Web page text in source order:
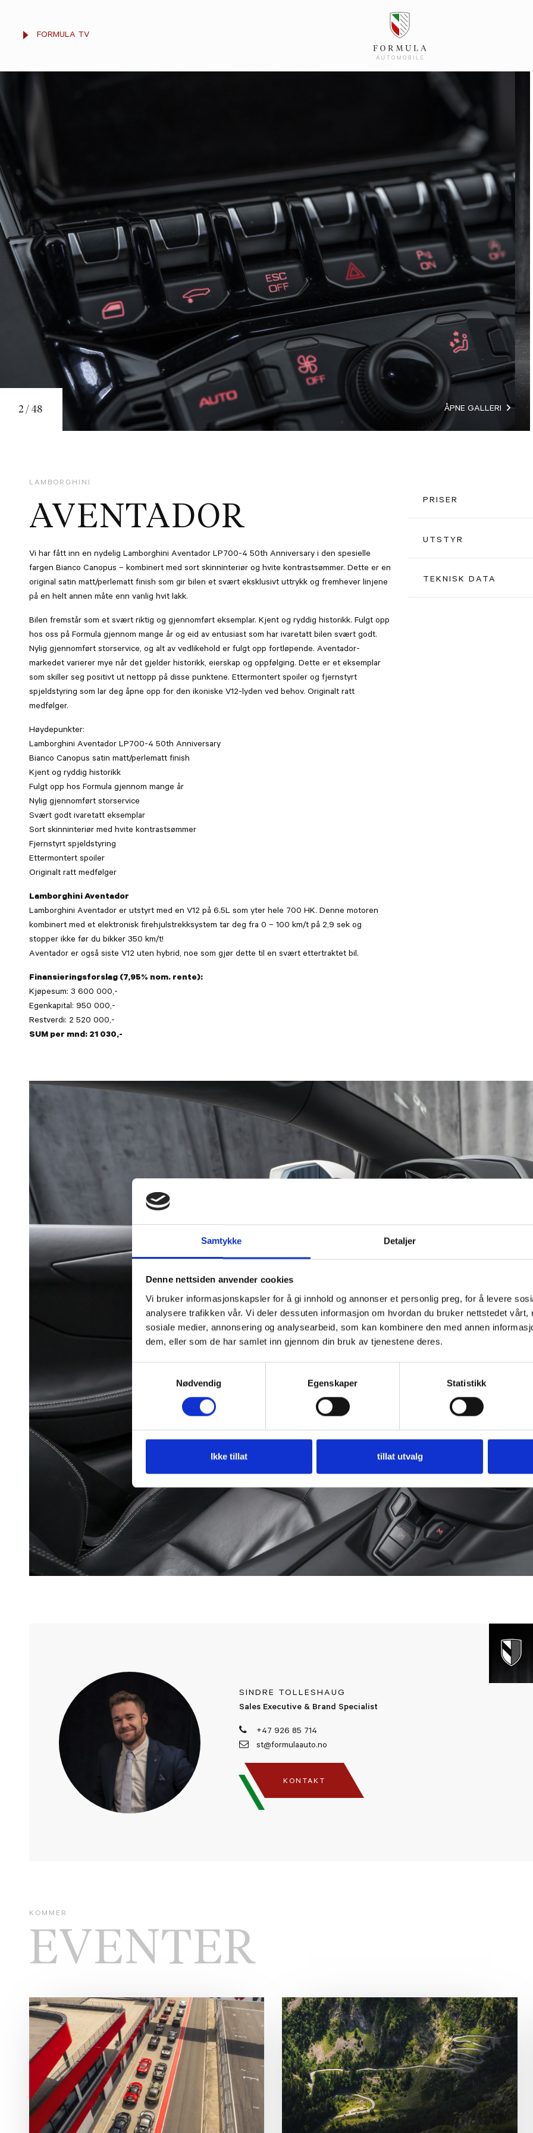
Samtykke Detaljer
Denne nettsiden anvender cookies
Vi bruker informasjonskapsler for å gi innhold og annonser et personlig preg, for å levere
analysere trafikken vår. Vi deler dessuten informasjon om hvordan du bruker nettstedet vårt,
sosiale medier, annonsering og analysearbeid, som kan kombinere den med annen
dem, eller som de har samlet inn gjennom din bruk av tjenestene deres.
Nødvendig
Egenskaper Statistikk
Ikke tillat tillat utvalg
FORMULA TV
2 / 48 ÅPNE GALLERI
LAMBORGHINI
AVENTADOR
Vi har fått inn en nydelig Lamborghini Aventador LP700-4 50th Anniversary i den spesielle
fargen Bianco Canopus – kombinert med sort skinninteriør og hvite kontrastsømmer. Dette er en
original satin matt/perlematt finish som gir bilen et svært eksklusivt uttrykk og fremhever linjene
på en helt annen måte enn vanlig hvit lakk.
Bilen fremstår som et svært riktig og gjennomført eksemplar. Kjent og ryddig historikk. Fulgt opp
hos oss på Formula gjennom mange år og eid av entusiast som har ivaretatt bilen svært godt.
Nylig gjennomført storservice, og alt av vedlikehold er fulgt opp fortløpende. Aventador-
markedet varierer mye når det gjelder historikk, eierskap og oppfølging. Dette er et eksemplar
som skiller seg positivt ut nettopp på disse punktene. Ettermontert spoiler og fjernstyrt
spjeldstyring som lar deg åpne opp for den ikoniske V12-lyden ved behov. Originalt ratt
medfølger.
Høydepunkter:
Lamborghini Aventador LP700-4 50th Anniversary
Bianco Canopus satin matt/perlematt finish
Kjent og ryddig historikk
Fulgt opp hos Formula gjennom mange år
Nylig gjennomført storservice
Svært godt ivaretatt eksemplar
Sort skinninteriør med hvite kontrastsømmer
Fjernstyrt spjeldstyring
Ettermontert spoiler
Originalt ratt medfølger
Lamborghini Aventador
Lamborghini Aventador er utstyrt med en V12 på 6.5L som yter hele 700 HK. Denne motoren
kombinert med et elektronisk firehjulstrekksystem tar deg fra 0 – 100 km/t på 2,9 sek og
stopper ikke før du bikker 350 km/t!
Aventador er også siste V12 uten hybrid, noe som gjør dette til en svært ettertraktet bil.
Finansieringsforslag (7,95% nom. rente):
Kjøpesum: 3 600 000,-
Egenkapital: 950 000,-
Restverdi: 2 520 000,-
SUM per mnd: 21 030,-
PRISER
Pris
UTSTYR
Bianco Canopus (hvit)
Navigation system
Sorte gulvmatter
Skinn taktrekk
TEKNISK DATA
SINDRE TOLLESHAUG
Sales Executive & Brand Specialist
+47 926 85 714
st@formulaauto.no
KONTAKT
KOMMER
EVENTER